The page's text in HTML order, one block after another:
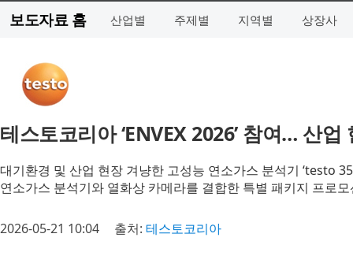
보도자료 홈 산업별 주제별 지역별 상장사
테스토코리아 ‘ENVEX 2026’ 참여… 산
대기환경 및 산업 현장 겨냥한 고성능 연소가스 분석기 ‘testo
연소가스 분석기와 열화상 카메라를 결합한 특별 패키지 프로
2026-05-21 10:04 출처: 테스토코리아